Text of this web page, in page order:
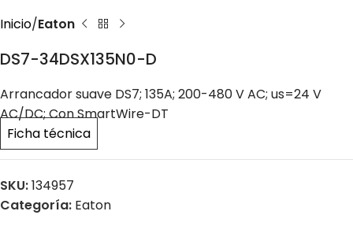
Inicio Eaton
DS7-34DSX135N0-D
Arrancador suave DS7; 135A; 200-480 V AC; us=24 V
AC/DC; Con SmartWire-DT
Ficha técnica
SKU:134957
Categoría: Eaton